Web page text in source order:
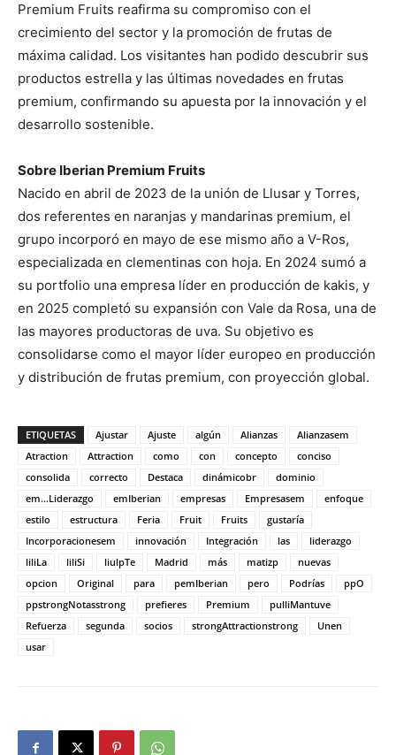
Premium Fruits reafirma su compromiso con el
crecimiento del sector y la promoción de frutas de
máxima calidad. Los visitantes han podido descubrir sus
productos estrella y las últimas novedades en frutas
premium, confirmando su apuesta por la innovación y el
desarrollo sostenible.
Sobre Iberian Premium Fruits
Nacido en abril de 2023 de la unión de Llusar y Torres,
dos referentes en naranjas y mandarinas premium, el
grupo incorporó en mayo de ese mismo año a V-Ros,
especializada en clementinas con hoja. En 2024 sumó a
su portfolio una empresa líder en producción de kakis, y
en 2025 completó su expansión con Vale da Rosa, una de
las mayores productoras de uva. Su objetivo es
consolidarse como el mayor líder europeo en producción
y distribución de frutas premium, con proyección global.
ETIQUETAS Ajustar Ajuste algún Alianzas
Alianzasem
Atraction
Attraction como con concepto
conciso
consolida
correcto Destaca dinámicobr
dominio
em...Liderazgo
emIberian empresas Empresasem
enfoque
estilo
estructura Feria Fruit Fruits
gustaría
Incorporacionesem
innovación Integración las
liderazgo
liliLa
liliSi liulpTe Madrid más matizp
nuevas
opcion
Original para pemIberian pero Podrías
ppO
ppstrongNotasstrong
prefieres Premium
pulliMantuve
Refuerza
segunda socios strongAttractionstrong
Unen
usar